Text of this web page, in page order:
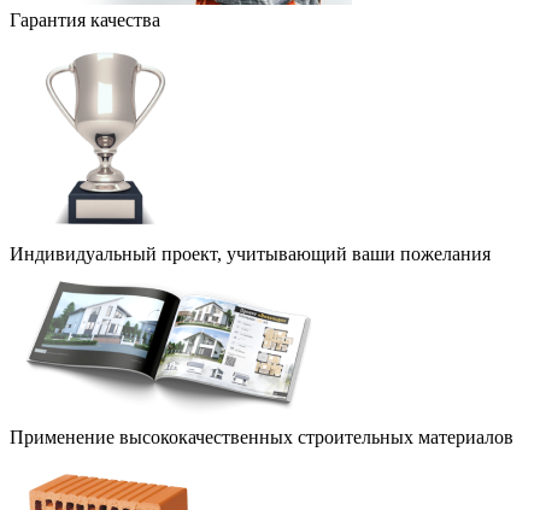
Гарантия качества
Индивидуальный проект, учитывающий ваши пожелания
Применение высококачественных строительных материалов